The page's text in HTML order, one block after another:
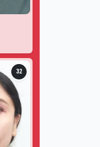
32